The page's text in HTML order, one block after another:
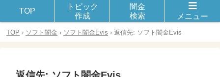
闇金や違法金融とのトラブルや被害に遭った体験談を話し合おう！
TOP › ソフト闇金 › ソフト闇金Evis › 返信先: ソフト闇金Evis
TOP
トピック
作成
闇金
検索
メニュー